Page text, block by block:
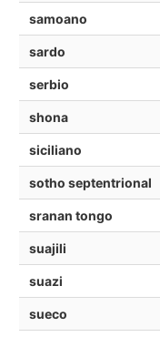
samoano
sardo
serbio
shona
siciliano
sotho septentrional
sranan tongo
suajili
suazi
sueco